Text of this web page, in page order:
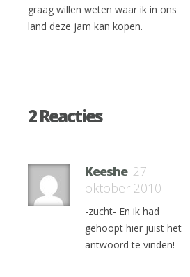
graag willen weten waar ik in ons
land deze jam kan kopen.
2 Reacties
Keeshe 27
oktober 2010
-zucht- En ik had
gehoopt hier juist het
antwoord te vinden!